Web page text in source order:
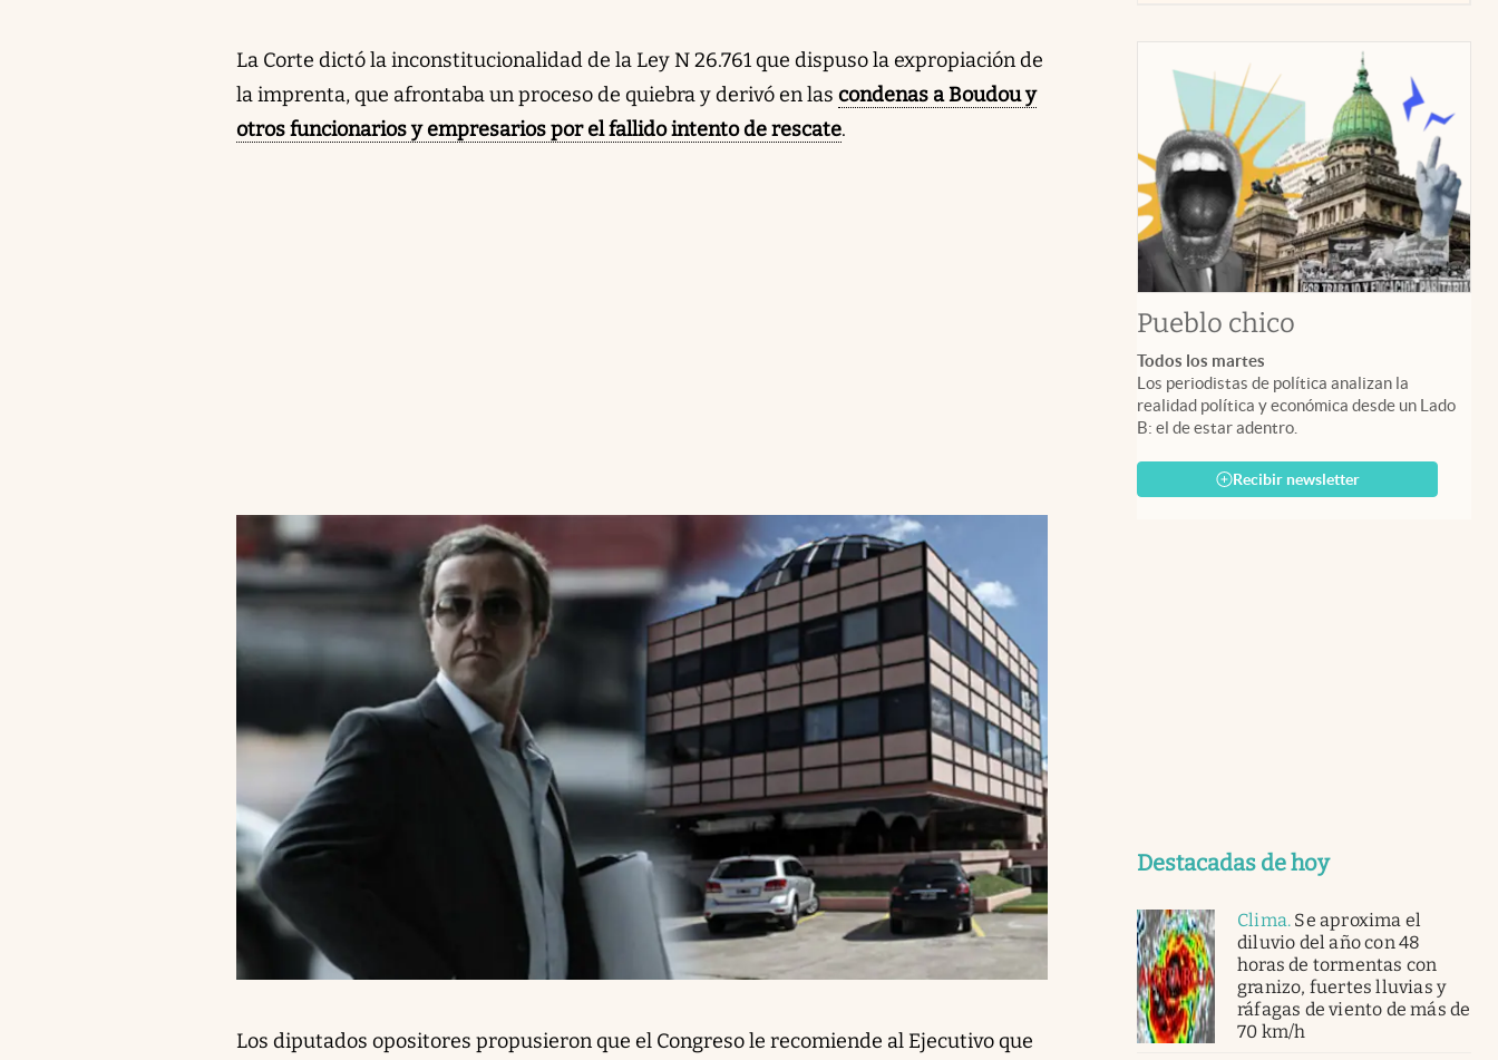
La Corte dictó la inconstitucionalidad de la Ley N 26.761 que dispuso la expropiación de
la imprenta, que afrontaba un proceso de quiebra y derivó en las condenas a Boudou y
otros funcionarios y empresarios por el fallido intento de rescate.
Los diputados opositores propusieron que el Congreso le recomiende al Ejecutivo que
Pueblo chico
Todos los martes
Los periodistas de política analizan la
realidad política y económica desde un Lado
B: el de estar adentro.
Recibir newsletter
Destacadas de hoy
Clima. Se aproxima el
diluvio del año con 48
horas de tormentas con
granizo, fuertes lluvias y
ráfagas de viento de más de
70 km/h